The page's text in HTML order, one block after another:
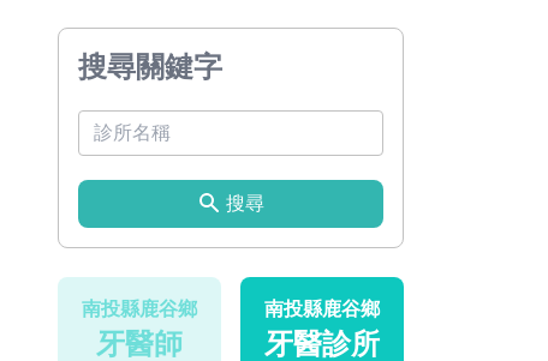
搜尋關鍵字
搜尋
南投縣鹿谷鄉
牙醫師
南投縣鹿谷鄉
牙醫診所